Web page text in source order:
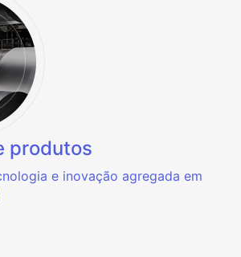
produtos
e inovação agregada em